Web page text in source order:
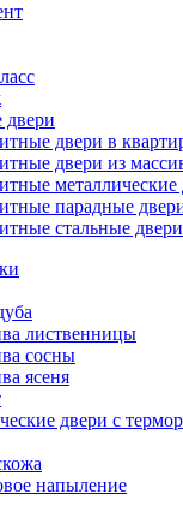
двери в
двери из
металлические
парадные
стальные двери
лиственницы
сосны
ясеня
двери с
напыление